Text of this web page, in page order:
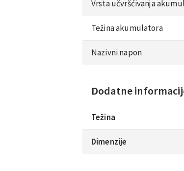
Vrsta učvršćivanja
Težina akumulatora
Nazivni napon
Dodatne
Težina
Dimenzije